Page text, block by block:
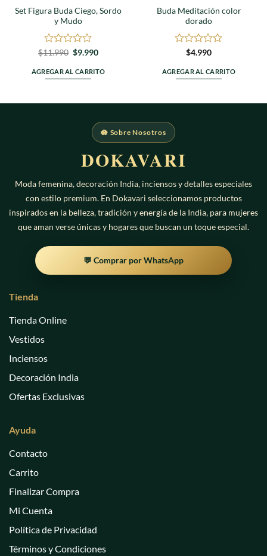
Set Figura Buda Ciego, Sordo
y Mudo
Valorado
0
de
$11.990 El
original
era:
$9.990El
actual
es:
AGREGAR AL CARRITO
Buda Meditación color
dorado
Valorado
0
de
$4.990
AGREGAR AL CARRITO
🪷 Sobre Nosotros
DOKAVARI
Moda femenina, decoración India, inciensos y detalles especiales
con estilo premium. En Dokavari seleccionamos productos
inspirados en la belleza, tradición y energía de la India, para mujeres
que aman verse únicas y hogares que buscan un toque especial.
💬 Comprar por WhatsApp
Tienda
Tienda Online
Vestidos
Inciensos
Decoración India
Ofertas Exclusivas
Ayuda
Contacto
Carrito
Finalizar Compra
Mi Cuenta
Política de Privacidad
Términos y Condiciones